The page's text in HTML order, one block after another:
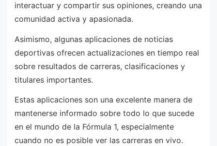
interactuar y compartir sus opiniones, creando una
comunidad activa y apasionada.
Asimismo, algunas aplicaciones de noticias
deportivas ofrecen actualizaciones en tiempo real
sobre resultados de carreras, clasificaciones y
titulares importantes.
Estas aplicaciones son una excelente manera de
mantenerse informado sobre todo lo que sucede
en el mundo de la Fórmula 1, especialmente
cuando no es posible ver las carreras en vivo.